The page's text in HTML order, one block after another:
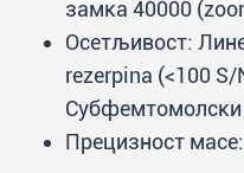
замка 40000
Осетљивост:
rezerpina (<100
Субфемтомолски
Прецизност